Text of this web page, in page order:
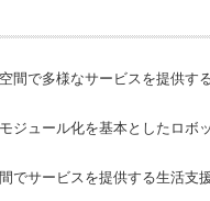
で多様なサービスを提供す
ジュール化を基本としたロボ
サービスを提供する生活支